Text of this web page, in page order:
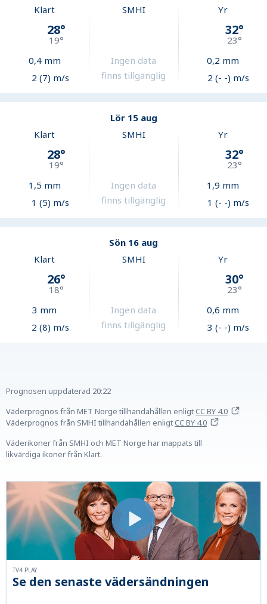
Klart
28°
19°
0,4mm
2 (7) m/s
SMHI
Ingen data
finns tillgänglig
Yr
32°
23°
0,2 mm
2 (- -) m/s
Lör 15 aug
Klart
28°
19°
1,5 mm
1 (5) m/s
SMHI
Ingen data
finns tillgänglig
Yr
32°
23°
1,9 mm
1 (- -) m/s
Sön 16 aug
Klart
26°
18°
3 mm
2 (8) m/s
SMHI
Ingen data
finns tillgänglig
Yr
30°
23°
0,6 mm
3 (- -) m/s
Prognosen uppdaterad 20:22
Väderprognos från MET Norge tillhandahållen enligtCC BY 4.0
Väderprognos från SMHI tillhandahållen enligtCC BY 4.0
Väderikoner från SMHI och MET Norge har mappats till
likvärdiga ikoner från Klart.
Se den senaste vädersändningen
TV4 PLAY